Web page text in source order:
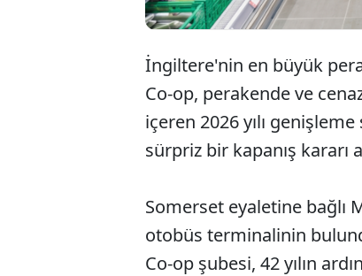
İngiltere'nin en büyük
Co-op, perakende ve
içeren 2026 yılı
sürpriz bir kapanış kararı
Somerset eyaletine bağlı
otobüs terminalinin
Co-op şubesi, 42 yılın